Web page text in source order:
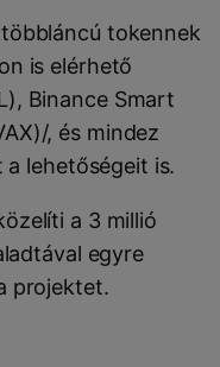
tokennek
is elérhető
Binance Smart
, és mindez
lehetőségeit is.
a 3 millió
egyre
projektet.